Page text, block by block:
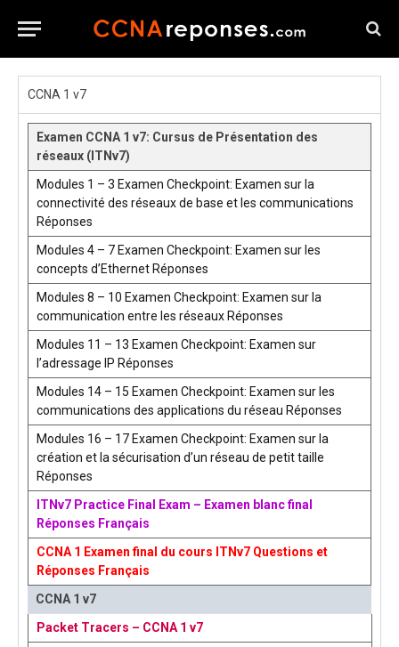
CCNA 1 v7
Examen CCNA 1 v7: Cursus de Présentation des
réseaux (ITNv7)
Modules 1 – 3 Examen Checkpoint: Examen sur la
connectivité des réseaux de base et les communications
Réponses
Modules 4 – 7 Examen Checkpoint: Examen sur les
concepts d’Ethernet Réponses
Modules 8 – 10 Examen Checkpoint: Examen sur la
communication entre les réseaux Réponses
Modules 11 – 13 Examen Checkpoint: Examen sur
l’adressage IP Réponses
Modules 14 – 15 Examen Checkpoint: Examen sur les
communications des applications du réseau Réponses
Modules 16 – 17 Examen Checkpoint: Examen sur la
création et la sécurisation d’un réseau de petit taille
Réponses
ITNv7 Practice Final Exam – Examen blanc final
Réponses Français
CCNA 1 Examen final du cours ITNv7 Questions et
Réponses Français
CCNA 1 v7
Packet Tracers – CCNA 1 v7